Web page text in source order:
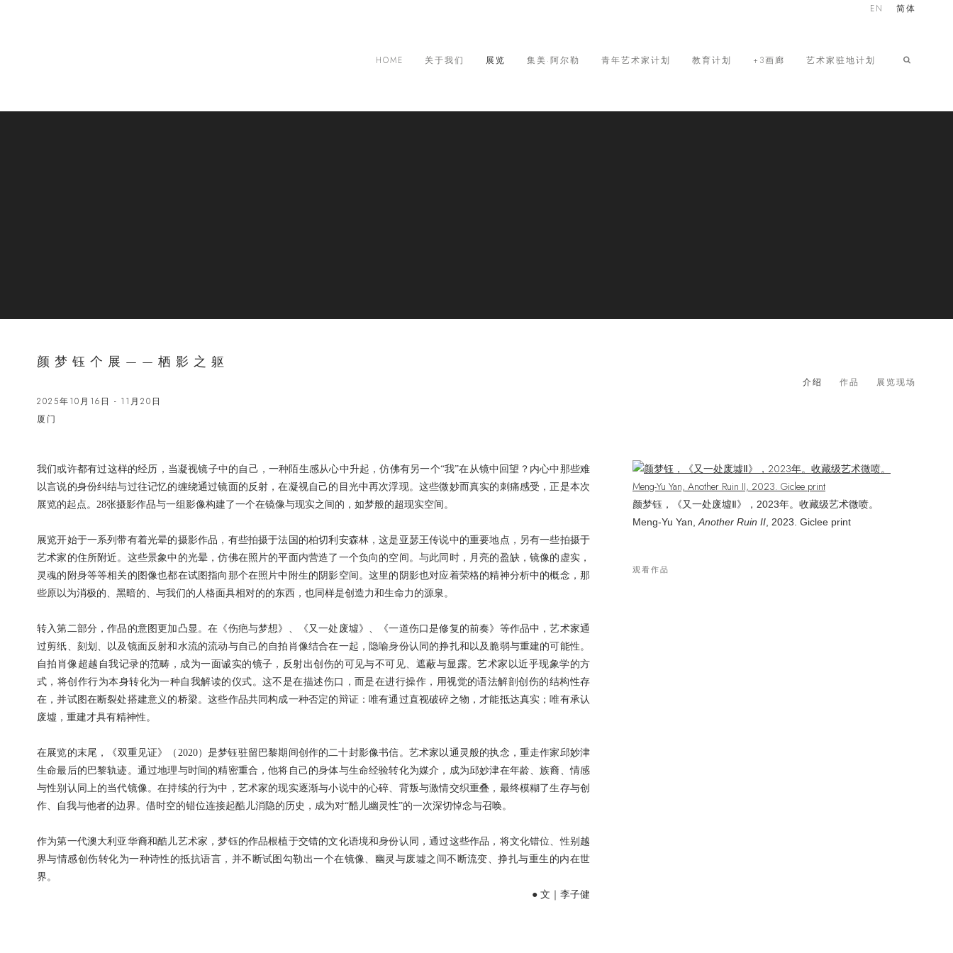
HOME 关于我们 展览 集美·阿尔勒 青年艺术家计划 教育计划 +3画廊 艺术家驻地计划
EN 简体
颜梦钰个展——栖影之躯
2025年10月16日 - 11月20日
厦门
介绍 作品 展览现场
颜梦钰，《又一处废墟 Ⅱ》， 2023年。收藏级艺术微喷。
Meng-Yu Yan Another Ruin II , 2023. Giclee print
观看作品
我们或许都有过这样的经历，当凝视镜子中的自己，一种陌生感从心中升起，仿佛有另一个“我”在从镜中回望？内心中那些难
以言说的身份纠结与过往记忆的缠绕通过镜面的反射，在凝视自己的目光中再次浮现。这些微妙而真实的刺痛感受，正是本次
展览的起点。28张摄影作品与一组影像构建了一个在镜像与现实之间的，如梦般的超现实空间。
展览开始于一系列带有着光晕的摄影作品，有些拍摄于法国的柏切利安森林，这是亚瑟王传说中的重要地点，另有一些拍摄于
艺术家的住所附近。这些景象中的光晕，仿佛在照片的平面内营造了一个负向的空间。与此同时，月亮的盈缺，镜像的虚实，
灵魂的附身等等相关的图像也都在试图指向那个在照片中附生的阴影空间。这里的阴影也对应着荣格的精神分析中的概念，那
些原以为消极的、黑暗的、与我们的人格面具相对的的东西，也同样是创造力和生命力的源泉。
转入第二部分，作品的意图更加凸显。在《伤疤与梦想》、《又一处废墟》、《一道伤口是修复的前奏》等作品中，艺术家通
过剪纸、刻划、以及镜面反射和水流的流动与自己的自拍肖像结合在一起，隐喻身份认同的挣扎和以及脆弱与重建的可能性。
自拍肖像超越自我记录的范畴，成为一面诚实的镜子，反射出创伤的可见与不可见、遮蔽与显露。艺术家以近乎现象学的方
式，将创作行为本身转化为一种自我解读的仪式。这不是在描述伤口，而是在进行操作，用视觉的语法解剖创伤的结构性存
在，并试图在断裂处搭建意义的桥梁。这些作品共同构成一种否定的辩证：唯有通过直视破碎之物，才能抵达真实；唯有承认
废墟，重建才具有精神性。
在展览的末尾，《双重见证》（ 2020）是梦钰驻留巴黎期间创作的二十封影像书信。艺术家以通灵般的执念，重走作家邱妙津
生命最后的巴黎轨迹。通过地理与时间的精密重合，他将自己的身体与生命经验转化为媒介，成为邱妙津在年龄、族裔、情感
与性别认同上的当代镜像。在持续的行为中，艺术家的现实逐渐与小说中的心碎、背叛与激情交织重叠，最终模糊了生存与创
作、自我与他者的边界。借时空的错位连接起酷儿消隐的历史，成为对“酷儿幽灵性”的一次深切悼念与召唤。
作为第一代澳大利亚华裔和酷儿艺术家，梦钰的作品根植于交错的文化语境和身份认同，通过这些作品，将文化错位、性别越
界与情感创伤转化为一种诗性的抵抗语言，并不断试图勾勒出一个在镜像、幽灵与废墟之间不断流变、挣扎与重生的内在世
界。
● 文｜李子健